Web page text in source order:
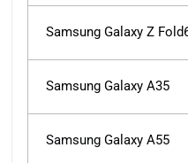
Samsung Galaxy Z
Samsung Galaxy A35
Samsung Galaxy A55